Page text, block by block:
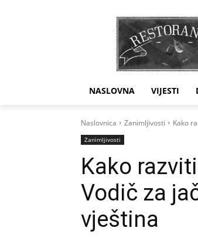
NASLOVNA VIJESTI
Naslovnica Zanimljivosti Kako
Zanimljivosti
Kako
Vodič za
vještina